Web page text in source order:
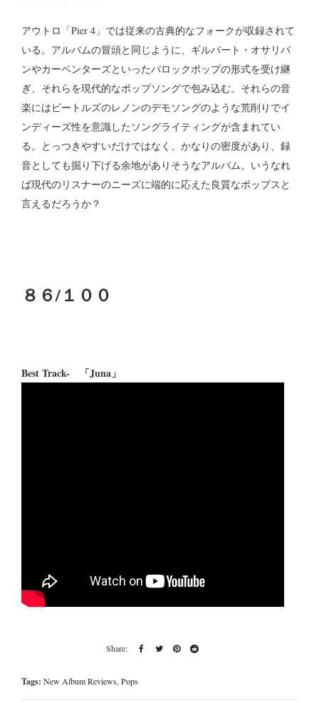
アウトロ「Pier 4」では従来の古典的なフォークが収録されて
いる。アルバムの冒頭と同じように、ギルバート・オサリバ
ンやカーペンターズといったバロックポップの形式を受け継
ぎ、それらを現代的なポップソングで包み込む。それらの音
楽にはビートルズのレノンのデモソングのような荒削りでイ
ンディーズ性を意識したソングライティングが含まれてい
る。とっつきやすいだけではなく、かなりの密度があり、録
音としても掘り下げる余地がありそうなアルバム。いうなれ
ば現代のリスナーのニーズに端的に応えた良質なポップスと
言えるだろうか？
８６/１００
Best Track- 「Juna」
Tags: New Album Reviews,Pops